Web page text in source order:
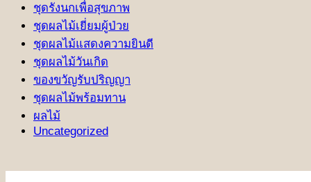
ชุดรังนกเพื่อสุขภาพ
ชุดผลไม้เยี่ยมผู้ป่วย
ชุดผลไม้แสดงความยินดี
ชุดผลไม้วันเกิด
ของขวัญรับปริญญา
ชุดผลไม้พร้อมทาน
ผลไม้
Uncategorized